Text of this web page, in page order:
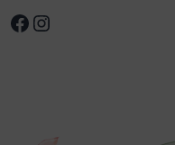
Facebook
Instagram